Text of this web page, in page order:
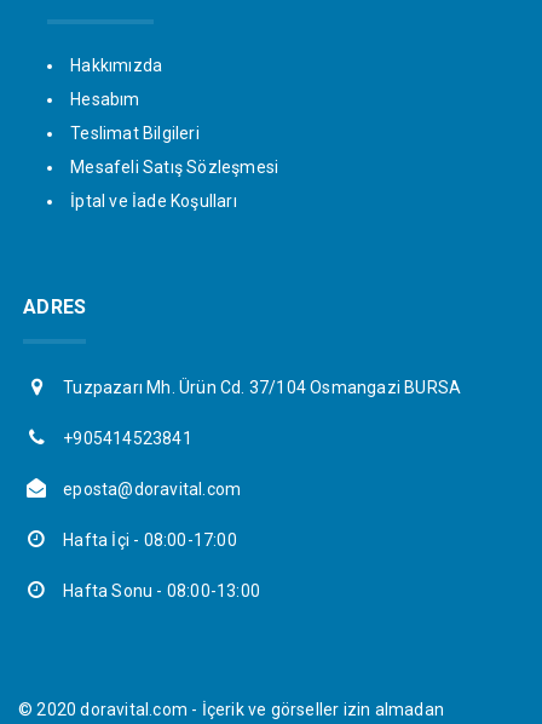
Hakkımızda
Hesabım
Teslimat Bilgileri
Mesafeli Satış Sözleşmesi
İptal ve İade Koşulları
ADRES
Tuzpazarı Mh. Ürün Cd. 37/104 Osmangazi BURSA
+905414523841
eposta@doravital.com
Hafta İçi - 08:00-17:00
Hafta Sonu - 08:00-13:00
© 2020 doravital.com - İçerik ve görseller izin almadan